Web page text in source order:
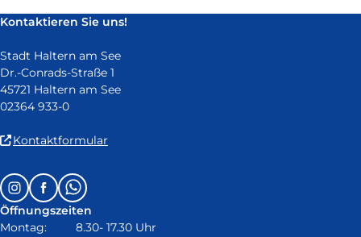
Fenster)
Kontaktieren Sie uns!
Stadt Haltern am See
Dr.-Conrads-Straße 1
45721 Haltern am See
02364 933-0
Kontaktformular
in
Follow
us
on:
InstagramFacebookWhatsapp
Öffnungszeiten
Montag: 8.30- 17.30 Uhr